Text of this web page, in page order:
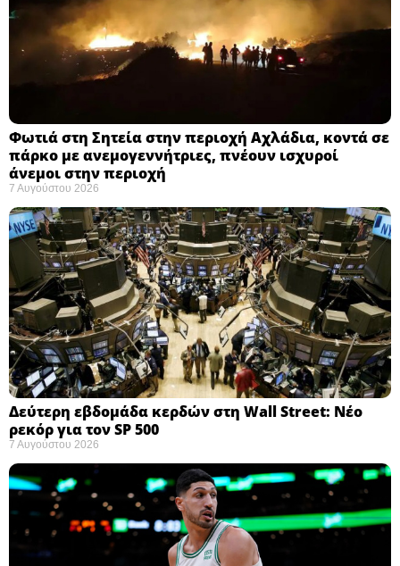
Φωτιά στη Σητεία στην περιοχή Αχλάδια, κοντά σε
πάρκο με ανεμογεννήτριες, πνέουν ισχυροί
άνεμοι στην περιοχή
7 Αυγούστου 2026
Δεύτερη εβδομάδα κερδών στη Wall Street: Νέο
ρεκόρ για τον SP 500
7 Αυγούστου 2026